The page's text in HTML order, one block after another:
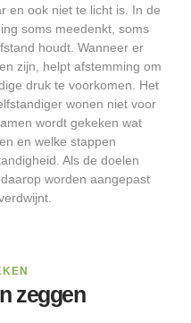
en ook niet te licht is. In de
soms meedenkt, soms
houdt. Wanneer er
zijn, helpt afstemming om
druk te voorkomen. Het
wonen niet voor
wordt gekeken wat
en welke stappen
Als de doelen
worden aangepast
zeggen